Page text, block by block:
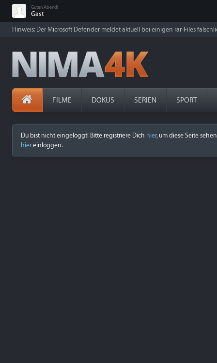
Guten Abend!
Gast
Hinweis: Der Microsoft Defender meldet aktuell bei einigen rar-Files
FILME DOKUS SERIEN SPORT
Du bist nicht eingeloggt! Bitte registriere Dich hier, um diese Seite
hiereinloggen.